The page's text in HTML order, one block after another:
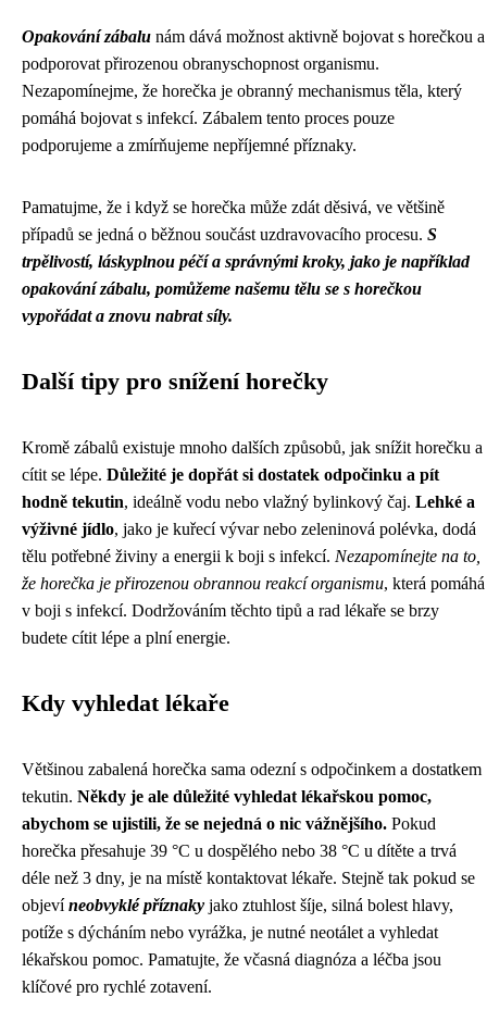
Opakování zábalu nám dává možnost aktivně bojovat s horečkou a
podporovat přirozenou obranyschopnost organismu.
Nezapomínejme, že horečka je obranný mechanismus těla, který
pomáhá bojovat s infekcí. Zábalem tento proces pouze
podporujeme a zmírňujeme nepříjemné příznaky.
Pamatujme, že i když se horečka může zdát děsivá, ve většině
případů se jedná o běžnou součást uzdravovacího procesu. S
trpělivostí, láskyplnou péčí a správnými kroky, jako je například
opakování zábalu, pomůžeme našemu tělu se s horečkou
vypořádat a znovu nabrat síly.
Další tipy pro snížení horečky
Kromě zábalů existuje mnoho dalších způsobů, jak snížit horečku a
cítit se lépe. Důležité je dopřát si dostatek odpočinku a pít
hodně tekutin, ideálně vodu nebo vlažný bylinkový čaj. Lehké a
výživné jídlo, jako je kuřecí vývar nebo zeleninová polévka, dodá
tělu potřebné živiny a energii k boji s infekcí. Nezapomínejte na to,
že horečka je přirozenou obrannou reakcí organismu, která pomáhá
v boji s infekcí. Dodržováním těchto tipů a rad lékaře se brzy
budete cítit lépe a plní energie.
Kdy vyhledat lékaře
Většinou zabalená horečka sama odezní s odpočinkem a dostatkem
tekutin. Někdy je ale důležité vyhledat lékařskou pomoc,
abychom se ujistili, že se nejedná o nic vážnějšího. Pokud
horečka přesahuje 39 °C u dospělého nebo 38 °C u dítěte a trvá
déle než 3 dny, je na místě kontaktovat lékaře. Stejně tak pokud se
objevíneobvyklé příznaky jako ztuhlost šíje, silná bolest hlavy,
potíže s dýcháním nebo vyrážka, je nutné neotálet a vyhledat
lékařskou pomoc. Pamatujte, že včasná diagnóza a léčba jsou
klíčové pro rychlé zotavení.